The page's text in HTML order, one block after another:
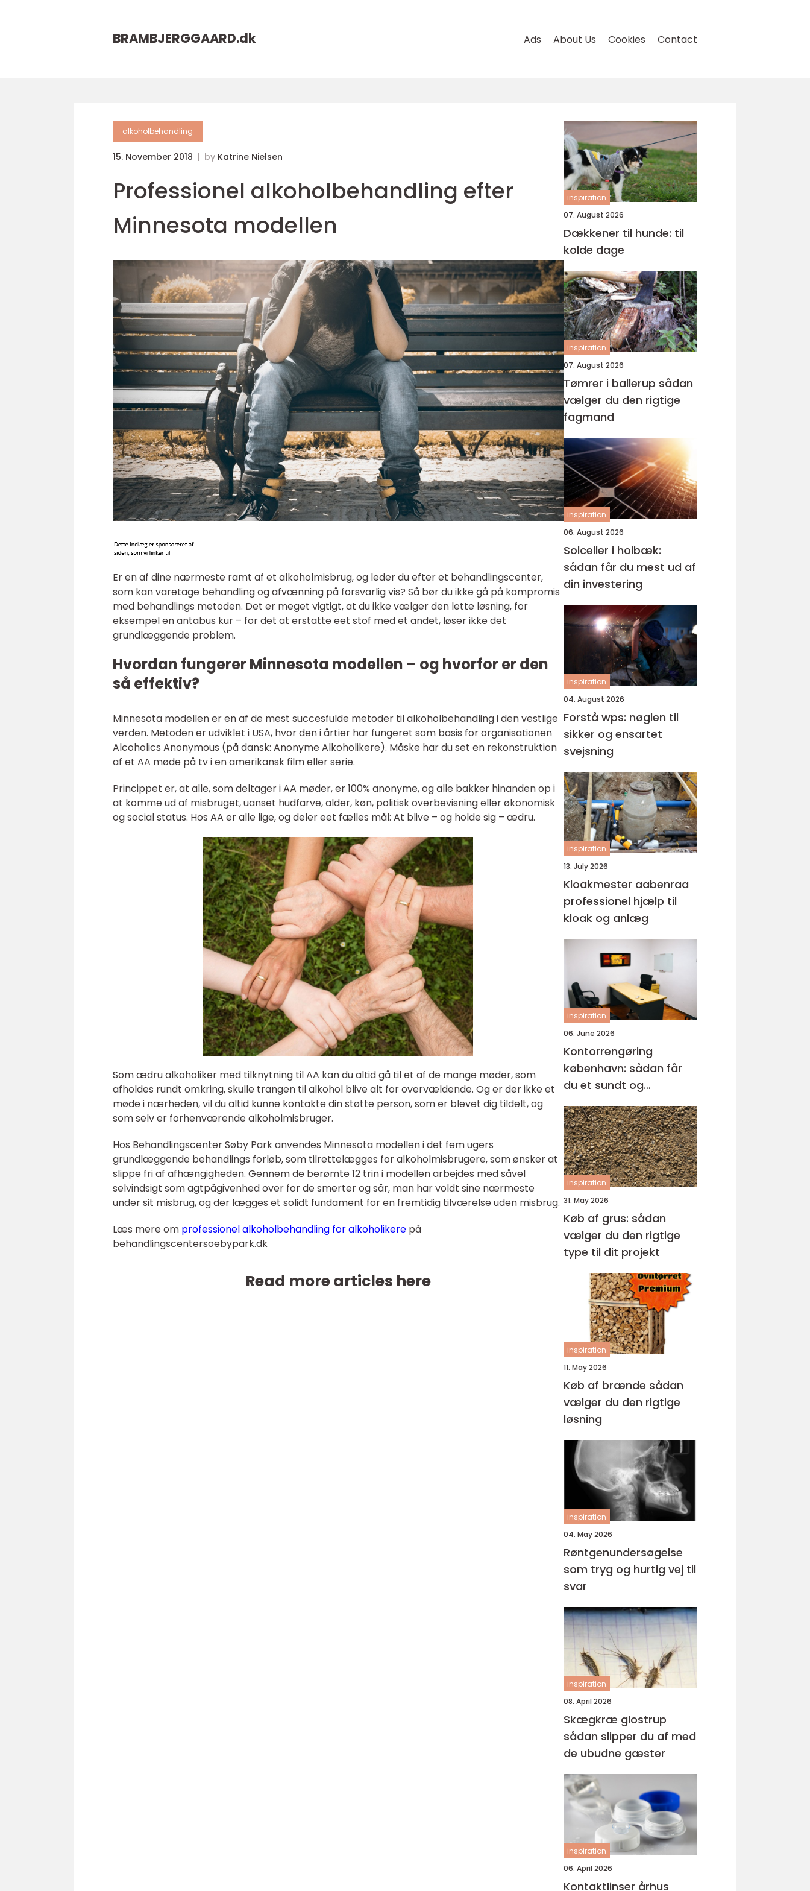
BRAMBJERGGAARD.dk Ads About Us Cookies Contact
alkoholbehandling
15. November 2018 by Katrine Nielsen
Professionel alkoholbehandling efter
Minnesota modellen
Er en af dine nærmeste ramt af et alkoholmisbrug, og leder du efter et behandlingscenter,
som kan varetage behandling og afvænning på forsvarlig vis? Så bør du ikke gå på kompromis
med behandlings metoden. Det er meget vigtigt, at du ikke vælger den lette løsning, for
eksempel en antabus kur – for det at erstatte eet stof med et andet, løser ikke det
grundlæggende problem.
Hvordan fungerer Minnesota modellen – og hvorfor er den
så effektiv?
Minnesota modellen er en af de mest succesfulde metoder til alkoholbehandling i den vestlige
verden. Metoden er udviklet i USA, hvor den i årtier har fungeret som basis for organisationen
Alcoholics Anonymous (på dansk: Anonyme Alkoholikere). Måske har du set en rekonstruktion
af et AA møde på tv i en amerikansk film eller serie.
Princippet er, at alle, som deltager i AA møder, er 100% anonyme, og alle bakker hinanden op i
at komme ud af misbruget, uanset hudfarve, alder, køn, politisk overbevisning eller økonomisk
og social status. Hos AA er alle lige, og deler eet fælles mål: At blive – og holde sig – ædru.
Som ædru alkoholiker med tilknytning til AA kan du altid gå til et af de mange møder, som
afholdes rundt omkring, skulle trangen til alkohol blive alt for overvældende. Og er der ikke et
møde i nærheden, vil du altid kunne kontakte din støtte person, som er blevet dig tildelt, og
som selv er forhenværende alkoholmisbruger.
Hos Behandlingscenter Søby Park anvendes Minnesota modellen i det fem ugers
grundlæggende behandlings forløb, som tilrettelægges for alkoholmisbrugere, som ønsker at
slippe fri af afhængigheden. Gennem de berømte 12 trin i modellen arbejdes med såvel
selvindsigt som agtpågivenhed over for de smerter og sår, man har voldt sine nærmeste
under sit misbrug, og der lægges et solidt fundament for en fremtidig tilværelse uden misbrug.
Læs mere om professionel alkoholbehandling for alkoholikere på
behandlingscentersoebypark.dk
Read more articles here
inspiration
07. August 2026
Dækkener til hunde: til
kolde dage
inspiration
07. August 2026
Tømrer i ballerup sådan
vælger du den rigtige
fagmand
inspiration
06. August 2026
Solceller i holbæk:
sådan får du mest ud af
din investering
inspiration
04. August 2026
Forstå wps: nøglen til
sikker og ensartet
svejsning
inspiration
13. July 2026
Kloakmester aabenraa
professionel hjælp til
kloak og anlæg
inspiration
06. June 2026
Kontorrengøring
københavn: sådan får
du et sundt og
professionelt
arbejdsmiljø
inspiration
31. May 2026
Køb af grus: sådan
vælger du den rigtige
type til dit projekt
inspiration
11. May 2026
Køb af brænde sådan
vælger du den rigtige
løsning
inspiration
04. May 2026
Røntgenundersøgelse
som tryg og hurtig vej til
svar
inspiration
08. April 2026
Skægkræ glostrup
sådan slipper du af med
de ubudne gæster
inspiration
06. April 2026
Kontaktlinser århus